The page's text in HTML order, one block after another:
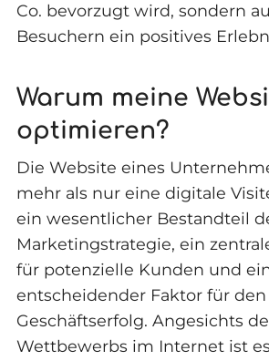
Co. bevorzugt wird, sondern
Besuchern ein positives
Warum meine
optimieren?
Die Website eines
mehr als nur eine digitale
ein wesentlicher Bestandteil
Marketingstrategie, ein
für potenzielle Kunden und
entscheidender Faktor für den
Geschäftserfolg. Angesichts
Wettbewerbs im Internet ist